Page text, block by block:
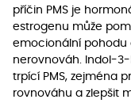
příčin PMS je
estrogenu může
emocionální pohodu
nerovnováh. Indol-
trpící PMS, zejména
rovnováhu a zlepšit